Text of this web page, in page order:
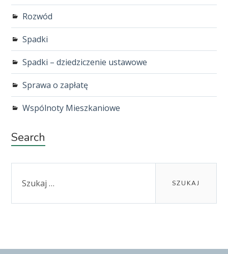
Rozwód
Spadki
Spadki – dziedziczenie ustawowe
Sprawa o zapłatę
Wspólnoty Mieszkaniowe
Search